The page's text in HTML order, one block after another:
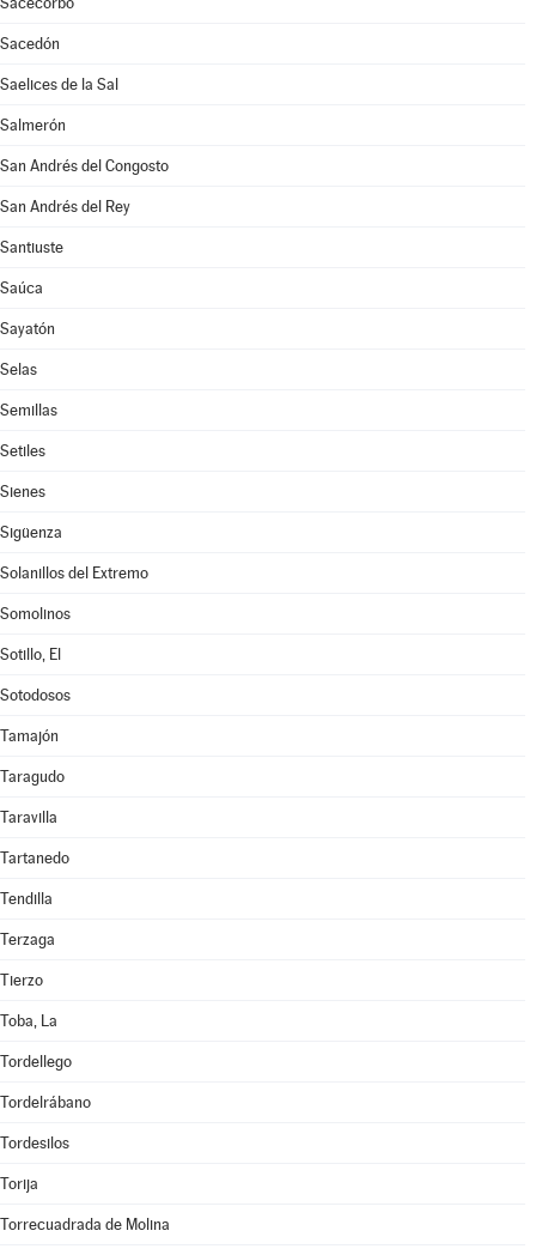
Sacedón
Saelices de la Sal
Salmerón
San Andrés del Congosto
San Andrés del Rey
Santiuste
Saúca
Sayatón
Selas
Semillas
Setiles
Sienes
Sigüenza
Solanillos del Extremo
Somolinos
Sotillo, El
Sotodosos
Tamajón
Taragudo
Taravilla
Tartanedo
Tendilla
Terzaga
Tierzo
Toba, La
Tordellego
Tordelrábano
Tordesilos
Torija
Torrecuadrada de Molina